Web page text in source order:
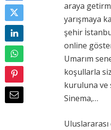
araya
yarışmaya
şehir
online
Umarım
koşullarla
kuruluna ve
Sinema,…